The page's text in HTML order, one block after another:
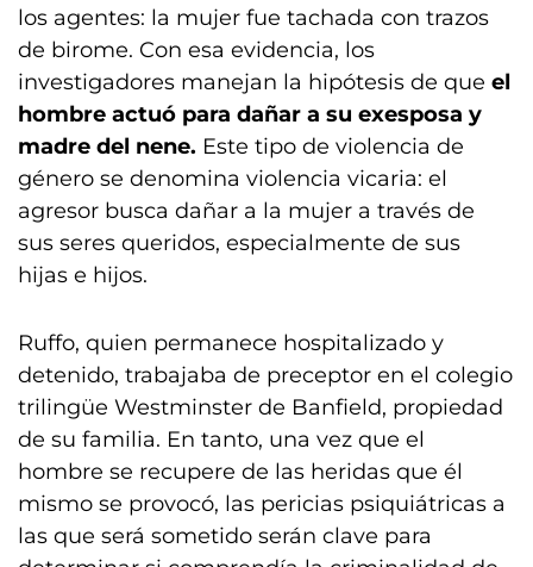
los agentes: la mujer fue tachada con trazos
de birome. Con esa evidencia, los
investigadores manejan la hipótesis de que el
hombre actuó para dañar a su exesposa y
madre del nene. Este tipo de violencia de
género se denomina violencia vicaria: el
agresor busca dañar a la mujer a través de
sus seres queridos, especialmente de sus
hijas e hijos.
Ruffo, quien permanece hospitalizado y
detenido, trabajaba de preceptor en el colegio
trilingüe Westminster de Banfield, propiedad
de su familia. En tanto, una vez que el
hombre se recupere de las heridas que él
mismo se provocó, las pericias psiquiátricas a
las que será sometido serán clave para